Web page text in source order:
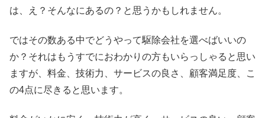
は、え？そんなにあるの？と思うかもしれません。
ではその数ある中でどうやって駆除会社を選べばいいの
か？それはもうすでにおわかりの方もいらっしゃると思い
ますが、料金、技術力、サービスの良さ、顧客満足度、こ
の4点に尽きると思います。